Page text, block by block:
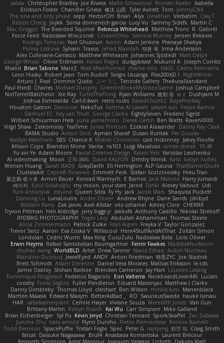
yataa
Christopher Bradley Joe Rivera Malte Schweitzer Roman Kaelin
Isabella
Erickson Foster Chandler Griese 修汰 山田 Tyler Avirett Tom JimmyCNX
The one and only phase sepp HectorOH Brian Alyx Jonathan Verbatim Clay T
Reiten Cheng Joykk Sonia domenech garcia Lucy Vu Sammy Sidefx Martin C
Mac Greggor The Bearded Squirrel Rebecca Whitehead Matthew Tronc R Gabirél
Force Feed Radosław Wieczorek CineArtOhio Sabrina Munley Jeroen Bekkers
Rodrigo Terrazas Yael Ghusoun Aaron Adam Jenkins Pranaya Shakya
Polina Leskova Sylvain Traxus Jehad Maddah 재윤 옥 Irma Andersson
Alex Cullinane-Carrasco Matthew Whiteacre Johannes Sjöstedt Matt Dalpé
George Wheat Oliver Erdmann Kenan Regez sludgybeast Mukund A
Joseph Combs
Khalid Brian Tabone MarzZ Well Misinformed charlie otto HAGI Cédric Vermeirre
Leon Husky Robert jean Tom Rudolf Sergio Uscanga Flex2006D !
NightWriter
Arturo J. Real Dominic Qusto ぶー うじ Tenzide Gallery TheAuraStandard
Paul Friedl Charles Michael Dunphy GremlinBrokeMyVideoGame Joshua Campbell
NotTerrellBatchelor Xie Ray TurtleTheThing Ryan Williams 政則 谷 w z
Dushyant M
Joshua Esmeralda Carl-Edwin retro rocks EasedChunk2 RayePixlrKay
Houston Gaston Danizoar NekoTux Fattma Al Lawati yewen sun Felipe Ramos
Slamuel EC Key van Thull George Clarke EightySeven Frederic Sigrist
Wilbert Schuurman Hess yuna yamamoto Derek Carlin Ben Watts RavenXXXX
Virgil Shaw Zeikomiray TeaTime Jonas Printzen Ezekiel Alexander Danny Ray Clark
BAMA Studio Anton Smit Ayman Sharaf Dusan Runtak Per Gouras
Kaitlyn Matchem
SBS Chance K Mistral Chronicles cael mckinney Jakey Floofle
Allison Cope Brandon Morse Vanta ns103 Luigi Macaluso simen stroek 19:48
Yu xin Ye Adam Moore Pascal Creative Design Kelvin Yim Yaroslav Leschenko
AI videomaking Moon 正和 綱嶋 David KALFON Dmitry Vinnik Katti keilyn nuñez
Wenxin Huang Sarah BADJI GrayDarth Eli Herrington ALP Gauna ThatRamenDude
CluelessArt Cергей Лозенко Emmett Peck Stefan Scotzniovsky Hieu Tran
新之助 佐々木 Armin Bauer Konrad Wantrych E Barrios Jack Malone Harry Jumaidi
에이지
Eylül Solakoğlu my moon, your stars Jarod Dinki Alexey Vaitvud
Udi
Yurii Antonyuk
estuine Queen Sitra Fy Hy Jack Jacob Mars Shaquita Puckett
Danning Lu LunaLoutre Andre Olivier Andrew Rhyne Dane Sands Jdnbyd
William Parry Zak Jarvis Axel Allstar vito schaniel Ashley Cline CHERRII
Tryvon Pittman Heli Aldridge jerry biggs jr JakkeN Anthony Castillo Nikolai Strelioff
RYDBRG PHOTOGRAPHY Yogev Levy Abdullah Alshammari Thomas Steele
Alicia Zimmermann Patrick Zulke Fran Aspen Freyka V Taylor Gonzalez
Trevor Seitz Aaron Eva Eoska V Williscool Here4StuffAndAllThat Zoltán Simon
Londolan
Cedric Wurm Max King CucuZulu Radosław Bela
Loris Olivier
Erwin Heyms Rafael Santisteban Baumgartner Fenrir Fawkes MaddieMooMoon
shuhao wang WorldBLD Artet Drew Tanner Navid Eshaq Aubin Nicoleau
Blandine Ducrocq JewelEyed ANDY Anton Friedman 時里ZYC Joe Stadnik
Brett Schmidt Adam Derenne Daniel Vera Morales Mattias Eriksson le-cds
Jamie Oakley Shihan Barbee Brenden Cameron Jay Hart Lourens Lessing
Dominique Fitzgerald Federico Bagarolo Eon Valterra NeckbeardLover445 Lucian
cooshy Toms Seglins Fuller Pendleton Eduard Marsinyac Matthew J Clarke
Danny Dimbleby Thomas Lloyd clenhart Ben Wilson minkis kim
Manenblack
Martten Maasik Edward Maxym BetterAsBad _ RO SwunkusSwede hauke lienau
HAR valsekamerplant Cemile Høyer Viviane Souza Meredith Jones Van Gun
Brittany Martin Robyn Roach Kai Wu Carr Simpson Mike Galland
Brian Eichenberger Syl Pu Kevin Jeryd Christian Tennant SporkSkaffel
Zac Zabawa
Junzhe Zhu nate arnold Flynn Duniho Pietro Piemontese Ronnie Barnett
Todd Bennion SpacePuffle Tristan Fogle Spec Peter G rayryeng 鸝瑩 魏 Craig Smith
fatcat Daisuke Nagasawa Bruf4 Anastasia Komaritska Laurent Belcour
Kenneth Simmons Amir Mansour Joaquim Vergara Lizbeth Dakota Klatt